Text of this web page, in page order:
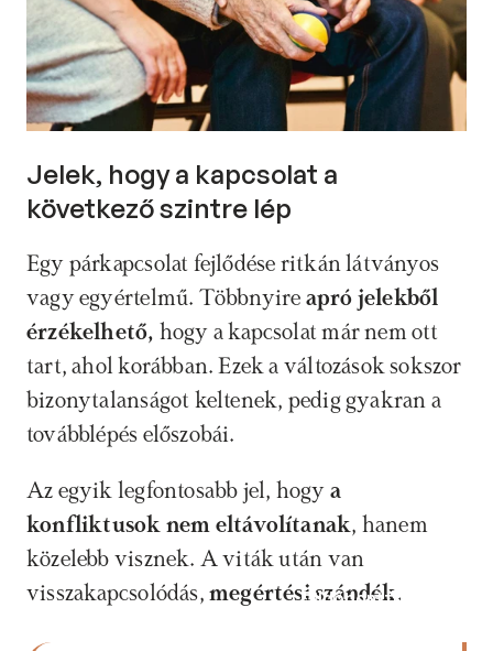
Jelek, hogy a kapcsolat a
következő szintre lép
Egy párkapcsolat fejlődése ritkán látványos
vagy egyértelmű. Többnyire apró jelekből
érzékelhető, hogy a kapcsolat már nem ott
tart, ahol korábban. Ezek a változások sokszor
bizonytalanságot keltenek, pedig gyakran a
továbblépés előszobái.
Az egyik legfontosabb jel, hogy a
konfliktusok nem eltávolítanak, hanem
közelebb visznek. A viták után van
visszakapcsolódás, megértési szándék.
Időpontfoglalás